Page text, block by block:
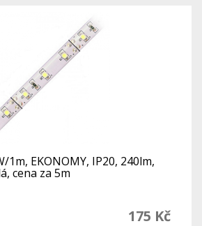
1m, EKONOMY, IP20, 240lm,
cena za 5m
175 Kč